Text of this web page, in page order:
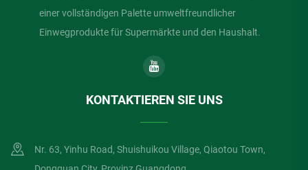
einer vollständigen Palette umweltfreundlicher
Einwegprodukte für Supermärkte und den Haushalt.
KONTAKTIEREN SIE UNS
Nr. 63, Yinhu Road, Shuishuikou Village, Qiaotou Town,